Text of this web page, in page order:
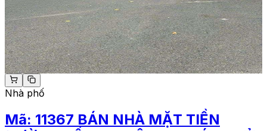
Nhà phố
Mã: 11367 BÁN NHÀ MẶT TIỀN